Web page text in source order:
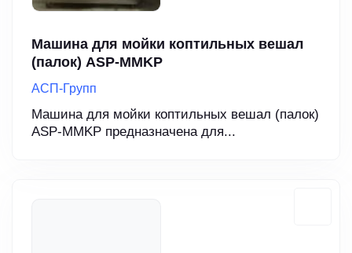
Машина для мойки коптильных вешал
(палок) ASP-MMKP
АСП-Групп
Машина для мойки коптильных вешал (палок)
ASP-MMKP предназначена для...